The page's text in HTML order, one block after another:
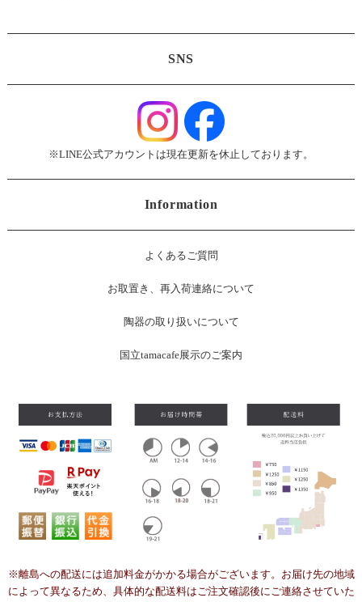
SNS
※LINE公式アカウントは現在更新を休止しております。
Information
よくあるご質問
お取置き、再入荷連絡について
陶器の取り扱いについて
国立tamacafe展示のご案内
※離島への配送には追加料金がかかる場合がございます。お届け先の地域
によって異なるため、具体的な配送料はご注文確認後にご連絡させていた